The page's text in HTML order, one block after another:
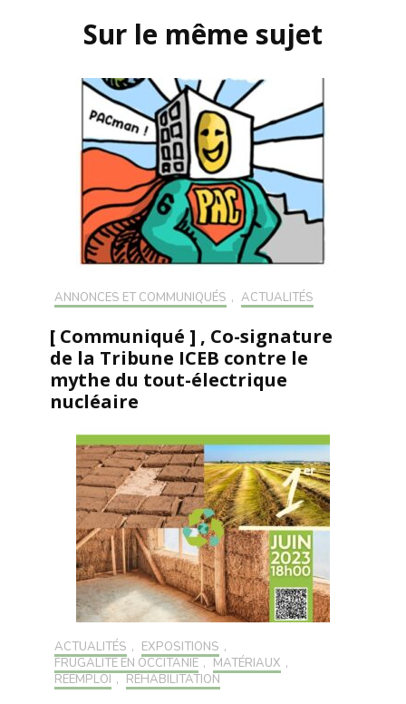
Sur le même sujet
ANNONCES ET COMMUNIQUÉS , ACTUALITÉS
[ Communiqué ] , Co-signature
de la Tribune ICEB contre le
mythe du tout-électrique
nucléaire
ACTUALITÉS , EXPOSITIONS ,
FRUGALITÉ EN OCCITANIE , MATÉRIAUX ,
RÉEMPLOI , RÉHABILITATION